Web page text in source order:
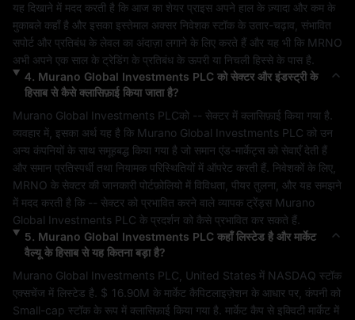
यह दिखाने में मदद करती है कि आज का शेयर प्राइस अपने हाल के ज़्यादा और कम के
मुकाबले कहाँ है और इसका इस्तेमाल अक्सर निवेशक स्टॉक के उतार-चढ़ाव, संभावित
सपोर्ट और प्रतिबंध के लेवल का अंदाज़ा लगाने के लिए करते हैं और यह भी कि MRNO
अभी अपने एक साल के ट्रेडिंग के प्रतिबंध के ऊपरी या निचली हिस्से के पास है.
4. Murano Global Investments PLCको सेक्टर और इंडस्ट्री के
हिसाब से कैसे क्लासिफ़ाई किया जाता है?
Murano Global Investments PLCको -- सेक्टर में क्लासिफ़ाई किया गया है.
व्यवहार में, इसका अर्थ यह है कि Murano Global Investments PLC को उन
अन्य कंपनियों के साथ समूहबद्ध किया गया है जो समान एंड-मार्केट्स को सेवाएँ देती हैं
MRNO के सेक्टर की जानकारी पोर्टफ़ोलियो में विविधता, पीयर तुलना, और यह समझने
में मदद करती है कि -- सेक्टर को प्रभावित करने वाले व्यापक ट्रेंड्स Murano
Global Investments PLC के प्रदर्शन को कैसे प्रभावित कर सकते हैं.
5. Murano Global Investments PLCकहाँ लिस्टेड है और मार्केट
वैल्यू के हिसाब से यह कितना बड़ा है?
Murano Global Investments PLC United States में NASDAQ स्टॉक
एक्सचेंज में लिस्टेड है. $ 16.90M
Small-cap